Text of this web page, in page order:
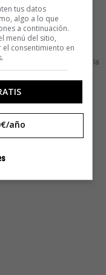
en el
perfectamente realistas, la
porque, si fuésemos
tus datos
algo a lo que
a continuación.
menú del sitio,
consentimiento en
año